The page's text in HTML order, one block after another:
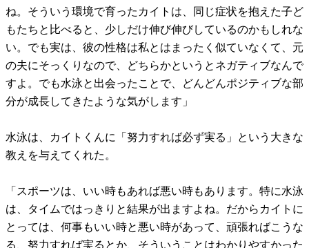
ね。そういう環境で育ったカイトは、同じ症状を抱えた子ど
もたちと比べると、少しだけ伸び伸びしているのかもしれな
い。でも実は、彼の性格は私とはまったく似ていなくて、元
の夫にそっくりなので、どちらかというとネガティブなんで
すよ。でも水泳と出会ったことで、どんどんポジティブな部
分が成長してきたような気がします」
水泳は、カイトくんに「努力すれば必ず実る」という大きな
教えを与えてくれた。
「スポーツは、いい時もあれば悪い時もあります。特に水泳
は、タイムではっきりと結果が出ますよね。だからカイトに
とっては、何事もいい時と悪い時があって、頑張ればこうな
る、努力すれば実るとか、そういうことはわかりやすかった